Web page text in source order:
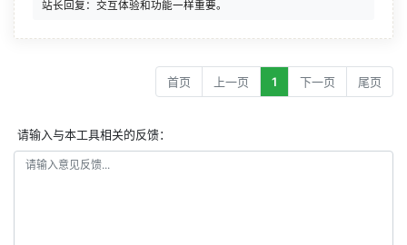
首页 上一页 1 下一页 尾页
请输入与本工具相关的反馈：